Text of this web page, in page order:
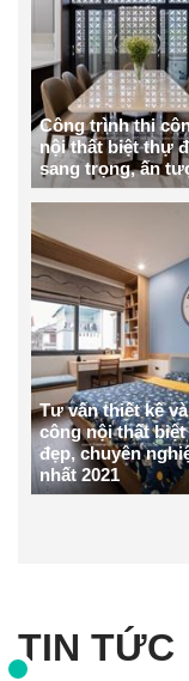
Công trình thi
nội thất biệt thự
sang trọng, ấn
Tư vấn thiết kế
công nội thất
đẹp, chuyên
nhất 2021
TIN TỨC